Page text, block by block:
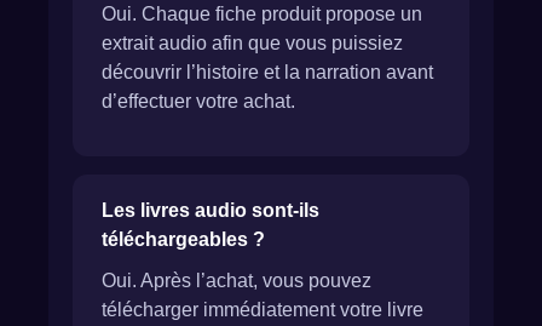
Oui. Chaque fiche produit propose un
extrait audio afin que vous puissiez
découvrir l’histoire et la narration avant
d’effectuer votre achat.
Les livres audio sont-ils
téléchargeables ?
Oui. Après l’achat, vous pouvez
télécharger immédiatement votre livre